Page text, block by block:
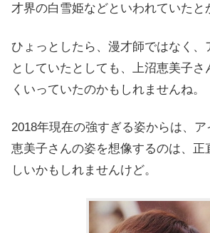
才界の白雪姫などといわれていたと
ひょっとしたら、漫才師ではなく、
としていたとしても、上沼恵美子さ
くいっていたのかもしれませんね。
2018年現在の強すぎる姿からは、
恵美子さんの姿を想像するのは、正
しいかもしれませんけど。